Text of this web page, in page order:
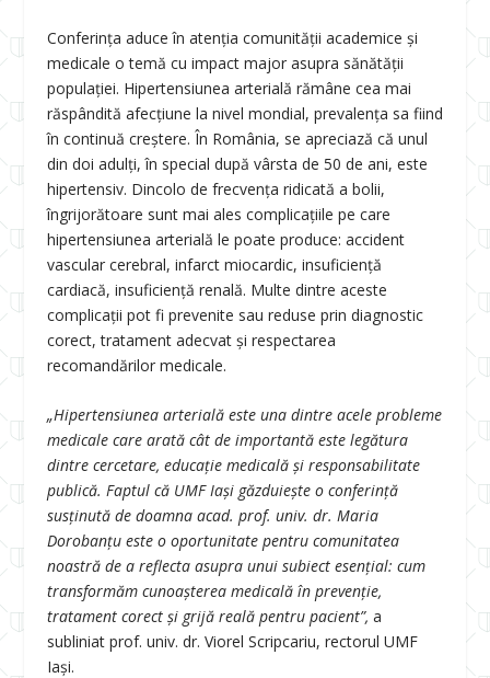
Conferința aduce în atenția comunității academice și
medicale o temă cu impact major asupra sănătății
populației. Hipertensiunea arterială rămâne cea mai
răspândită afecțiune la nivel mondial, prevalența sa fiind
în continuă creștere. În România, se apreciază că unul
din doi adulți, în special după vârsta de 50 de ani, este
hipertensiv. Dincolo de frecvența ridicată a bolii,
îngrijorătoare sunt mai ales complicațiile pe care
hipertensiunea arterială le poate produce: accident
vascular cerebral, infarct miocardic, insuficiență
cardiacă, insuficiență renală. Multe dintre aceste
complicații pot fi prevenite sau reduse prin diagnostic
corect, tratament adecvat și respectarea
recomandărilor medicale.
„Hipertensiunea arterială este una dintre acele probleme
medicale care arată cât de importantă este legătura
dintre cercetare, educație medicală și responsabilitate
publică. Faptul că UMF Iași găzduiește o conferință
susținută de doamna acad. prof. univ. dr. Maria
Dorobanțu este o oportunitate pentru comunitatea
noastră de a reflecta asupra unui subiect esențial: cum
transformăm cunoașterea medicală în prevenție,
tratament corect și grijă reală pentru pacient”, a
subliniat prof. univ. dr. Viorel Scripcariu, rectorul UMF
Iași.